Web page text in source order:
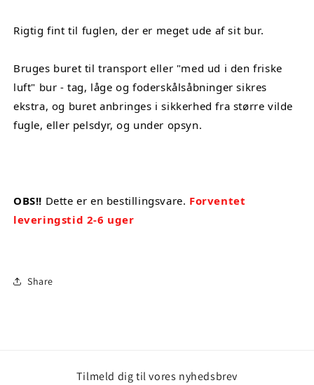
Rigtig fint til fuglen, der er meget ude af sit bur.
Bruges buret til transport eller "med ud i den friske
luft" bur - tag, låge og foderskålsåbninger sikres
ekstra, og buret anbringes i sikkerhed fra større vilde
fugle, eller pelsdyr, og under opsyn.
OBS!! Dette er en bestillingsvare. Forventet
leveringstid 2-6 uger
Share
Tilmeld dig til vores nyhedsbrev